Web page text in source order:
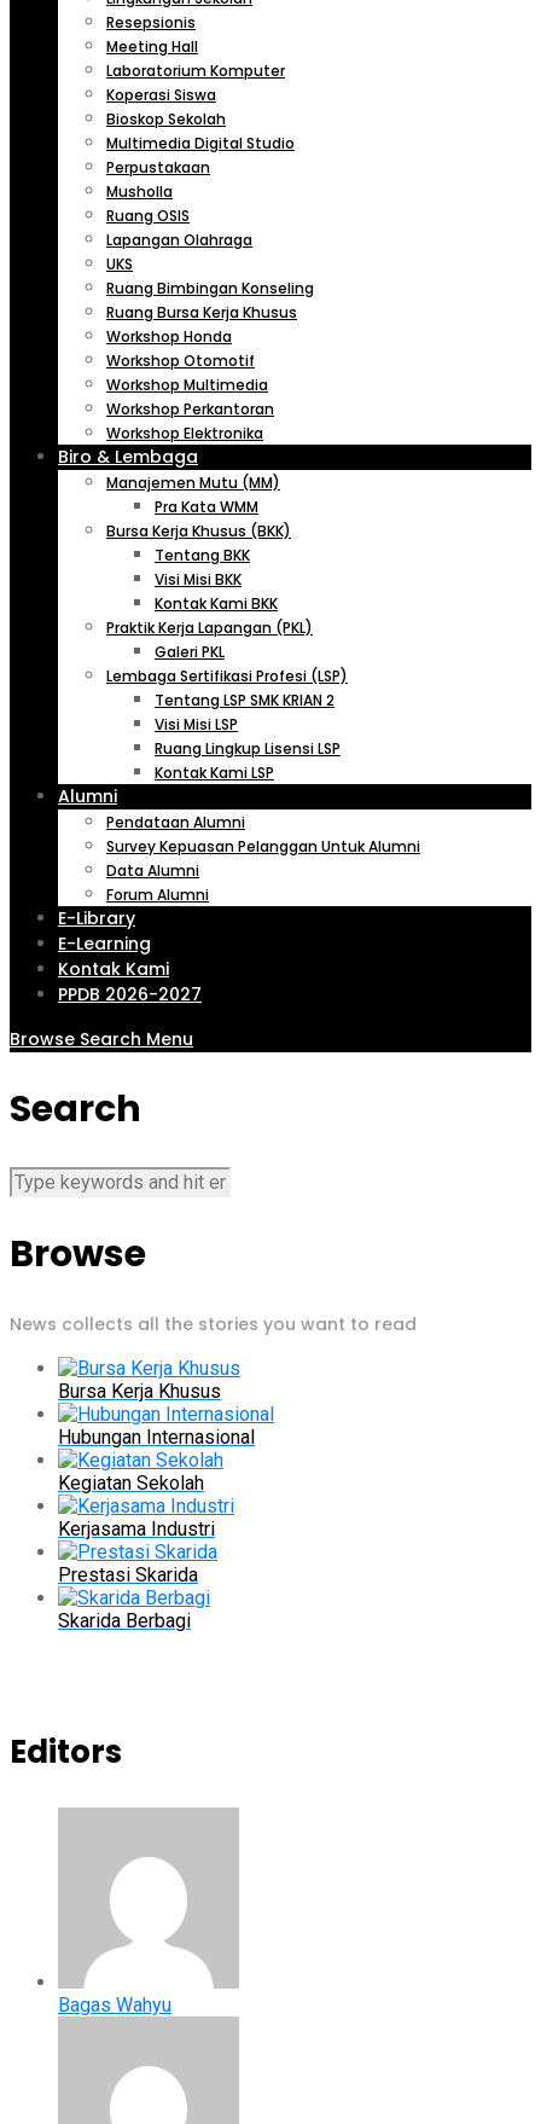
Resepsionis
Meeting Hall
Laboratorium Komputer
Koperasi Siswa
Bioskop Sekolah
Multimedia Digital Studio
Perpustakaan
Musholla
Ruang OSIS
Lapangan Olahraga
UKS
Ruang Bimbingan Konseling
Ruang Bursa Kerja Khusus
Workshop Honda
Workshop Otomotif
Workshop Multimedia
Workshop Perkantoran
Workshop Elektronika
Biro & Lembaga
Manajemen Mutu (MM)
Pra Kata WMM
Bursa Kerja Khusus (BKK)
Tentang BKK
Visi Misi BKK
Kontak Kami BKK
Praktik Kerja Lapangan (PKL)
Galeri PKL
Lembaga Sertifikasi Profesi (LSP)
Tentang LSP SMK KRIAN 2
Visi Misi LSP
Ruang Lingkup Lisensi LSP
Kontak Kami LSP
Alumni
Pendataan Alumni
Survey Kepuasan Pelanggan Untuk Alumni
Data Alumni
Forum Alumni
E-Library
E-Learning
Kontak Kami
PPDB 2026-2027
Browse Search Menu
Search
Browse
News collects all the stories you want to read
Bursa Kerja Khusus
Hubungan Internasional
Kegiatan Sekolah
Kerjasama Industri
Prestasi Skarida
Skarida Berbagi
Editors
Bagas Wahyu